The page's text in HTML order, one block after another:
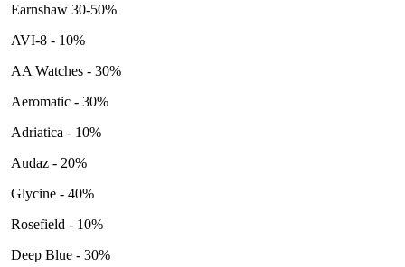
Earnshaw 30-50%
AVI-8 - 10%
AA Watches - 30%
Aeromatic - 30%
Adriatica - 10%
Audaz - 20%
Glycine - 40%
Rosefield - 10%
Deep Blue - 30%